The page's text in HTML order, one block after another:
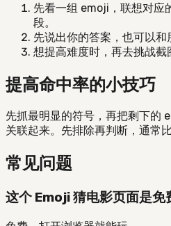
先看一组 emoji，联想对应
段。
先说出你的答案，也可以和
想提高难度时，再去挑战截
提高命中率的小技巧
先抓最明显的符号，再把剩下的
关联起来。先排除再判断，通常比
常见问题
这个 Emoji 猜电影页面是免